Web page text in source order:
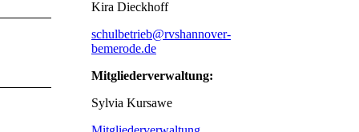
Kira Dieckhoff
schulbetrieb@rvshannover-
bemerode.de
Mitgliederverwaltung:
Sylvia Kursawe